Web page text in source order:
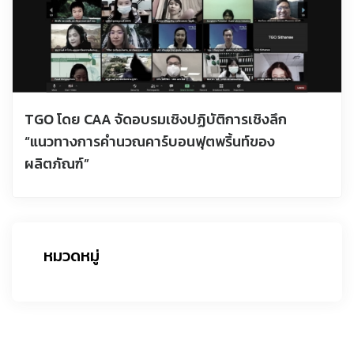
TGO โดย CAA จัดอบรมเชิงปฏิบัติการเชิงลึก
“แนวทางการคำนวณคาร์บอนฟุตพริ้นท์ของ
ผลิตภัณฑ์”
หมวดหมู่